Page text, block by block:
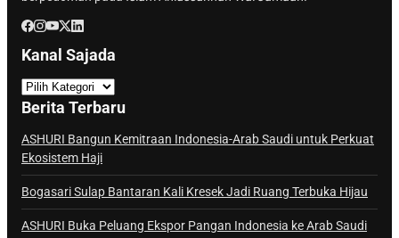
Kanal Sajada
a
n
a
l
j
Berita Terbaru
ASHURI Bangun Kemitraan Indonesia-Arab Saudi untuk Perkuat
Ekosistem Haji
Bogasari Sulap Bantaran Kali Kresek Jadi Ruang Terbuka Hijau
ASHURI Buka Peluang Ekspor Pangan Indonesia ke Arab Saudi